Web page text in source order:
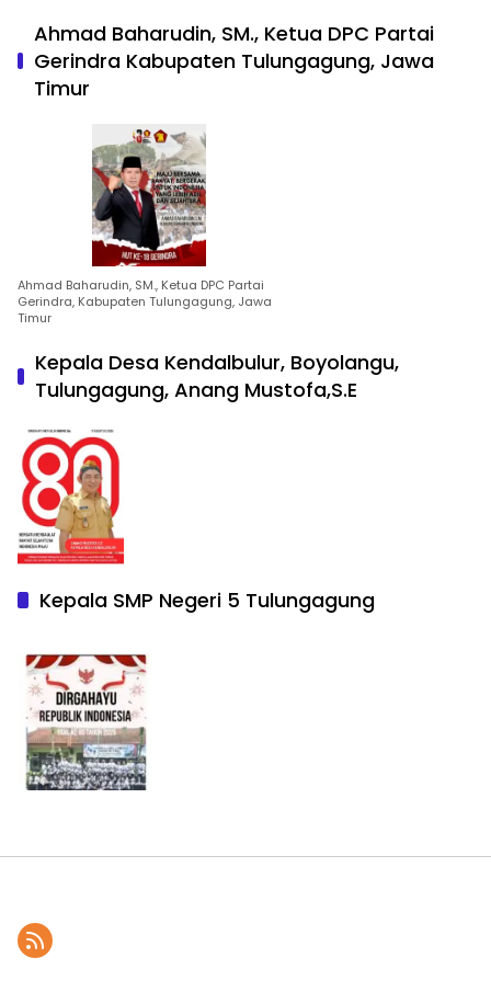
Ahmad Baharudin, SM., Ketua DPC Partai
Gerindra Kabupaten Tulungagung, Jawa
Timur
Ahmad Baharudin, SM., Ketua DPC Partai
Gerindra, Kabupaten Tulungagung, Jawa
Timur
Kepala Desa Kendalbulur, Boyolangu,
Tulungagung, Anang Mustofa,S.E
Kepala SMP Negeri 5 Tulungagung